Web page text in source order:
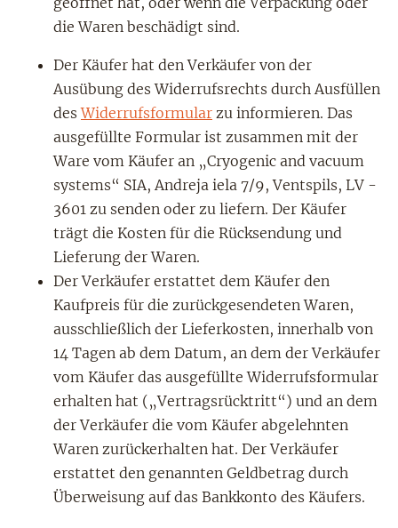
die Waren beschädigt sind.
Der Käufer hat den Verkäufer von der
Ausübung des Widerrufsrechts durch Ausfüllen
desWiderrufsformular zu informieren. Das
ausgefüllte Formular ist zusammen mit der
Ware vom Käufer an „Cryogenic and vacuum
systems“ SIA, Andreja iela 7/9, Ventspils, LV -
3601 zu senden oder zu liefern. Der Käufer
trägt die Kosten für die Rücksendung und
Lieferung der Waren.
Der Verkäufer erstattet dem Käufer den
Kaufpreis für die zurückgesendeten Waren,
ausschließlich der Lieferkosten, innerhalb von
14 Tagen ab dem Datum, an dem der Verkäufer
vom Käufer das ausgefüllte Widerrufsformular
erhalten hat („Vertragsrücktritt“) und an dem
der Verkäufer die vom Käufer abgelehnten
Waren zurückerhalten hat. Der Verkäufer
erstattet den genannten Geldbetrag durch
Überweisung auf das Bankkonto des Käufers.